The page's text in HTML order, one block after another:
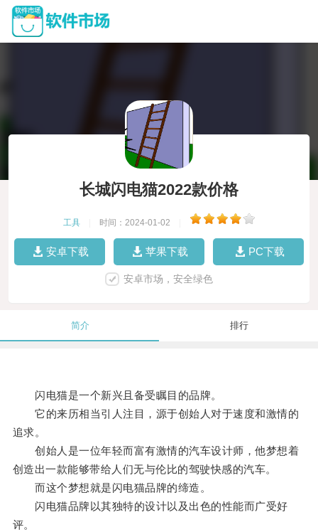
长城闪电猫2022款价格
工具 时间：2024-01-02
安卓下载 苹果下载 PC下载
安卓市场，安全绿色
简介 排行
闪电猫是一个新兴且备受瞩目的品牌。
它的来历相当引人注目，源于创始人对于速度和激情的
追求。
创始人是一位年轻而富有激情的汽车设计师，他梦想着
创造出一款能够带给人们无与伦比的驾驶快感的汽车。
而这个梦想就是闪电猫品牌的缔造。
闪电猫品牌以其独特的设计以及出色的性能而广受好
评。